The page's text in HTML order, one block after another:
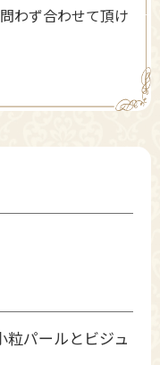
わず合わせて頂け
パールとビジュ